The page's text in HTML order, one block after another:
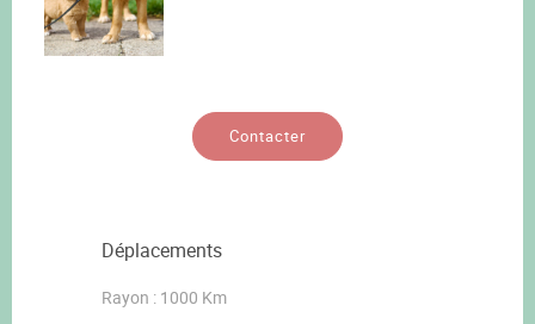
Contacter
Déplacements
Rayon : 1000 Km